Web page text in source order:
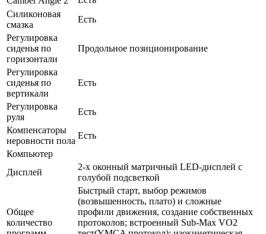
Силиконовая
смазка
Есть
Регулировка
сиденья по
горизонтали
Продольное позиционирование
Регулировка
сиденья по
вертикали
Есть
Регулировка
руля
Есть
Компенсаторы
неровности пола
Есть
Компьютер
Дисплей
2-х оконный матричный LED-дисплей с
голубой подсветкой
Общее
количество
Быстрый старт, выбор режимов
(возвышенность, плато) и сложные
профили движения, создание собственных
протоколов; встроенный Sub-Max VO2